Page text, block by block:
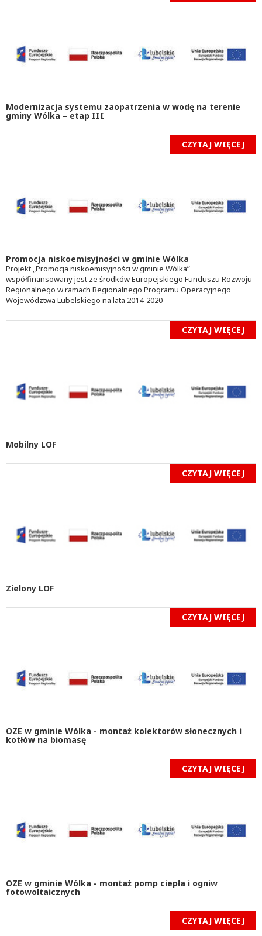
Modernizacja systemu zaopatrzenia w wodę na terenie
gminy Wólka – etap III
CZYTAJ WIĘCEJ
Promocja niskoemisyjności w gminie Wólka
Projekt „Promocja niskoemisyjności w gminie Wólka”
współfinansowany jest ze środków Europejskiego Funduszu Rozwoju
Regionalnego w ramach Regionalnego Programu Operacyjnego
Województwa Lubelskiego na lata 2014-2020
CZYTAJ WIĘCEJ
Mobilny LOF
CZYTAJ WIĘCEJ
Zielony LOF
CZYTAJ WIĘCEJ
OZE w gminie Wólka - montaż kolektorów słonecznych i
kotłów na biomasę
CZYTAJ WIĘCEJ
OZE w gminie Wólka - montaż pomp ciepła i ogniw
fotowoltaicznych
CZYTAJ WIĘCEJ